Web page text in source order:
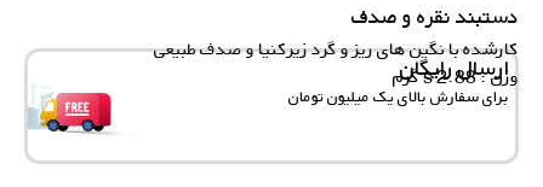
دستبند نقره و صدف
کارشده با نگین های ریز و گرد زیرکنیا و صدف طبیعی
وزن : 2.88 s گرم
ارسال رایگان
برای سفارش‌ بالای یک میلیون تومان